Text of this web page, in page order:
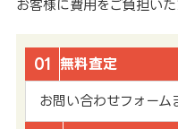
お客様に費用をご負担い
01 無料査定
お問い合わせフォーム